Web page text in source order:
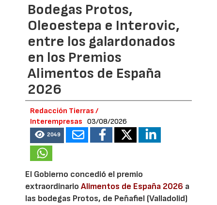
Bodegas Protos,
Oleoestepa e Interovic,
entre los galardonados
en los Premios
Alimentos de España
2026
Redacción Tierras /
Interempresas
03/08/2026
2049
El Gobierno concedió el premio
extraordinarioAlimentos de España 2026 a
las bodegas Protos, de Peñafiel (Valladolid)